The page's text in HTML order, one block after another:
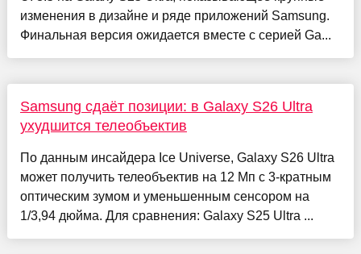
изменения в дизайне и ряде приложений Samsung.
Финальная версия ожидается вместе с серией Ga...
Samsung сдаёт позиции: в Galaxy S26 Ultra
ухудшится телеобъектив
По данным инсайдера Ice Universe, Galaxy S26 Ultra
может получить телеобъектив на 12 Мп с 3-кратным
оптическим зумом и уменьшенным сенсором на
1/3,94 дюйма. Для сравнения: Galaxy S25 Ultra ...